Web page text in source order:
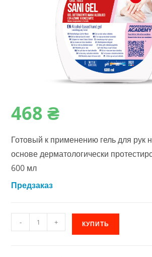
468₴
Готовый к применению гель для рук
основе дерматологически
600 мл
Предзаказ
Количество
товара
- + КУПИТЬ